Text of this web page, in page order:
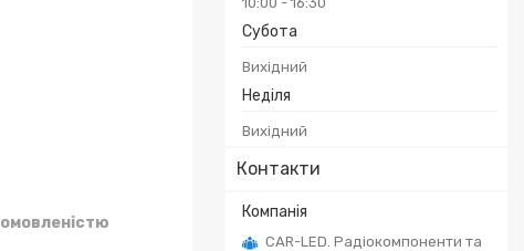
Субота
Вихідний
Неділя
Вихідний
Контакти
CAR-LED. Радіокомпоненти та